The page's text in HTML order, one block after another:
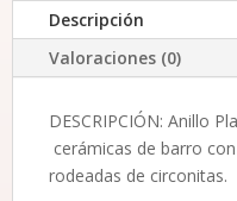
Descripción
Valoraciones (0)
DESCRIPCIÓN: Anillo
cerámicas de barro
rodeadas de circonitas.